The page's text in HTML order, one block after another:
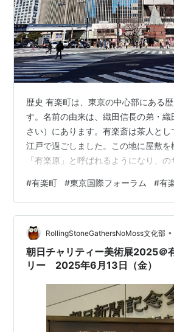
歴史 有楽町は、東京の中心部にある
す。名前の由来は、織田信長の弟・織
さい）にあります。有楽斎は茶人と
江戸で過ごしました。この地に屋敷を
「有楽原」と呼ばれるようになり、の
な地でした。明治維新以降、政府の方
みます。明治20年代には鉄道が敷か
します。これが街の発展の大きな転
正時代、有楽町は銀座とともに繁華街
す。映画館や劇場が次々に開業し、
いきました。日劇（日本劇場）やスバ
#有楽町 #東京国際フォーラム #有
RollingStoneGathersNoMoss文化部 •
朝日チャリティー美術展2025＠
リー 2025年6月13日（金）